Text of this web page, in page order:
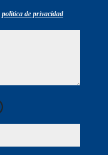
política de privacidad